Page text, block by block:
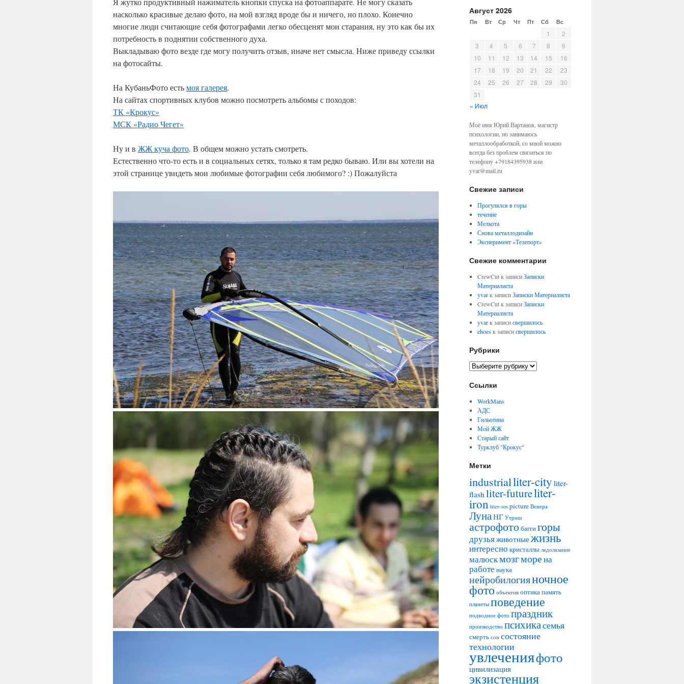
насколько красивые делаю фото, на мой взгляд вроде бы и ничего, но плохо. Конечно
многие люди считающие себя фотографами легко обесценят мои старания, ну это как бы их
потребность в поднятии собственного духа.
Выкладываю фото везде где могу получить отзыв, иначе нет смысла. Ниже приведу ссылки
на фотосайты.
На КубаньФото естьмоя галерея.
На сайтах спортивных клубов можно посмотреть альбомы с походов:
ТК «Крокус»
МСК «Радио Чегет»
Ну и в ЖЖ куча фото. В общем можно устать смотреть.
Естественно что-то есть и в социальных сетях, только я там редко бываю. Или вы хотели на
этой странице увидеть мои любимые фотографии себя любимого? :) Пожалуйста
Август 2026
Пн Вт Ср Чт Пт Сб Вс
« Июл
1
2
3
4 5 6 7 8
9
10
11 12 13 14 15
16
17
18 19 20 21 22
23
24
25 26 27 28 29
30
31
Моё имя Юрий Вартанов, магистр
психологии, но занимаюсь
металлообработкой, со мной можно
всегда без проблем связаться по
телефону +79184395938 или
yvar@mail.ru
Свежие записи
Прогулялся в горы
течение
Мелкота
Снова металлодизайн
Эксперимент «Телепорт»
Свежие комментарии
CrewCut к записиЗаписки
Материалиста
yvarк записиЗаписки Материалиста
CrewCut к записиЗаписки
Материалиста
yvarк записисвершилось
ehoesк записисвершилось
Рубрики
Ссылки
WorkMans
АДС
Гильотина
Мой ЖЖ
Старый сайт
Турклуб "Крокус"
Метки
industrialliter-city liter-
flashliter-futureliter-
iron liter-sos picture Венера
ЛунаНГ Утриш
астрофотобаггигоры
друзьяживотные жизнь
интересно кристаллы ледолазание
малюскмозгморена
работе наука
нейробилогияночное
фото объектив оптикапамять
планеты поведение
подводное фото праздник
производство психикасемья
смерть сон состояние
технологии
увлеченияфото
цивилизация
экзистенция